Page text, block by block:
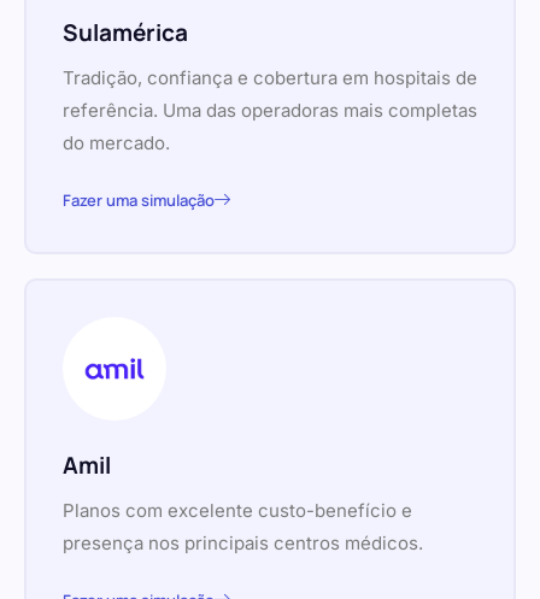
Sulamérica
Tradição, confiança e cobertura em hospitais de
referência. Uma das operadoras mais completas
do mercado.
Fazer uma simulação
Amil
Planos com excelente custo-benefício e
presença nos principais centros médicos.